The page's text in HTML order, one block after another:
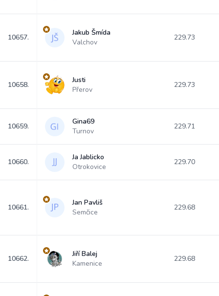
10657.
Jakub Šmída
Valchov
229.73
10658.
Justi
Přerov
229.73
10659.
Gina69
Turnov
229.71
10660.
Ja Jablicko
Otrokovice
229.70
10661.
Jan Pavliš
Semčice
229.68
10662.
Jiří Balej
Kamenice
229.68